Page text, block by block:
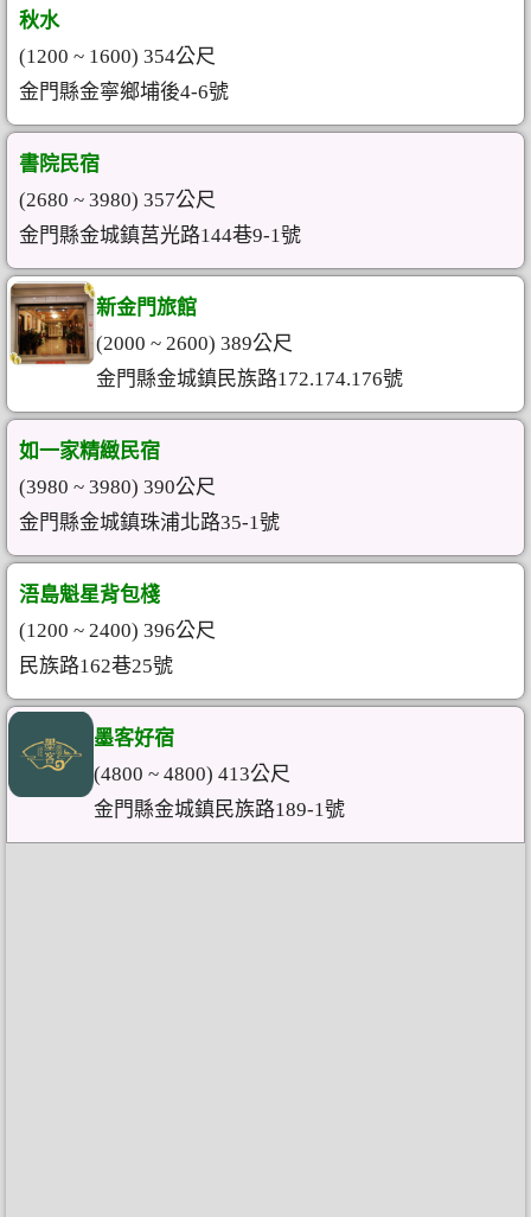
秋水
(1200 ~ 1600) 354公尺
金門縣金寧鄉埔後4-6號
書院民宿
(2680 ~ 3980) 357公尺
金門縣金城鎮莒光路144巷9-1號
新金門旅館
(2000 ~ 2600) 389公尺
金門縣金城鎮民族路172.174.176號
如一家精緻民宿
(3980 ~ 3980) 390公尺
金門縣金城鎮珠浦北路35-1號
浯島魁星背包棧
(1200 ~ 2400) 396公尺
民族路162巷25號
墨客好宿
(4800 ~ 4800) 413公尺
金門縣金城鎮民族路189-1號